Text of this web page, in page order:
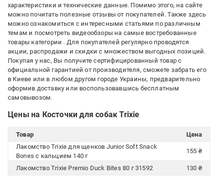
характеристики и технические данные. Помимо этого, на сайте
можно почитать полезные отзывы от покупателей. Также здесь
можно ознакомиться с интересными статьями по различным
темам и посмотреть видеообзоры на самые востребованные
товары категории . Для покупателей регулярно проводятся
акции, распродажи и скидки с множеством выгодных позиций.
Покупая у нас, Вы получите сертифицированный товар с
официальной гарантией от производителя, сможете забрать его
в Киеве или в любом другом городе Украины, предварительно
оформив доставку или воспользовавшись бесплатным
самовывозом.
Цены на Косточки для собак Trixie
Товар
Цена
Лакомство Trixie для щенков Junior Soft Snack
Bones с кальцием 140 г
155 ₴
Лакомство Trixie Premio Duck Bites 80 г 31592
130 ₴